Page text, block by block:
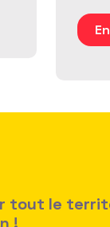
tout le